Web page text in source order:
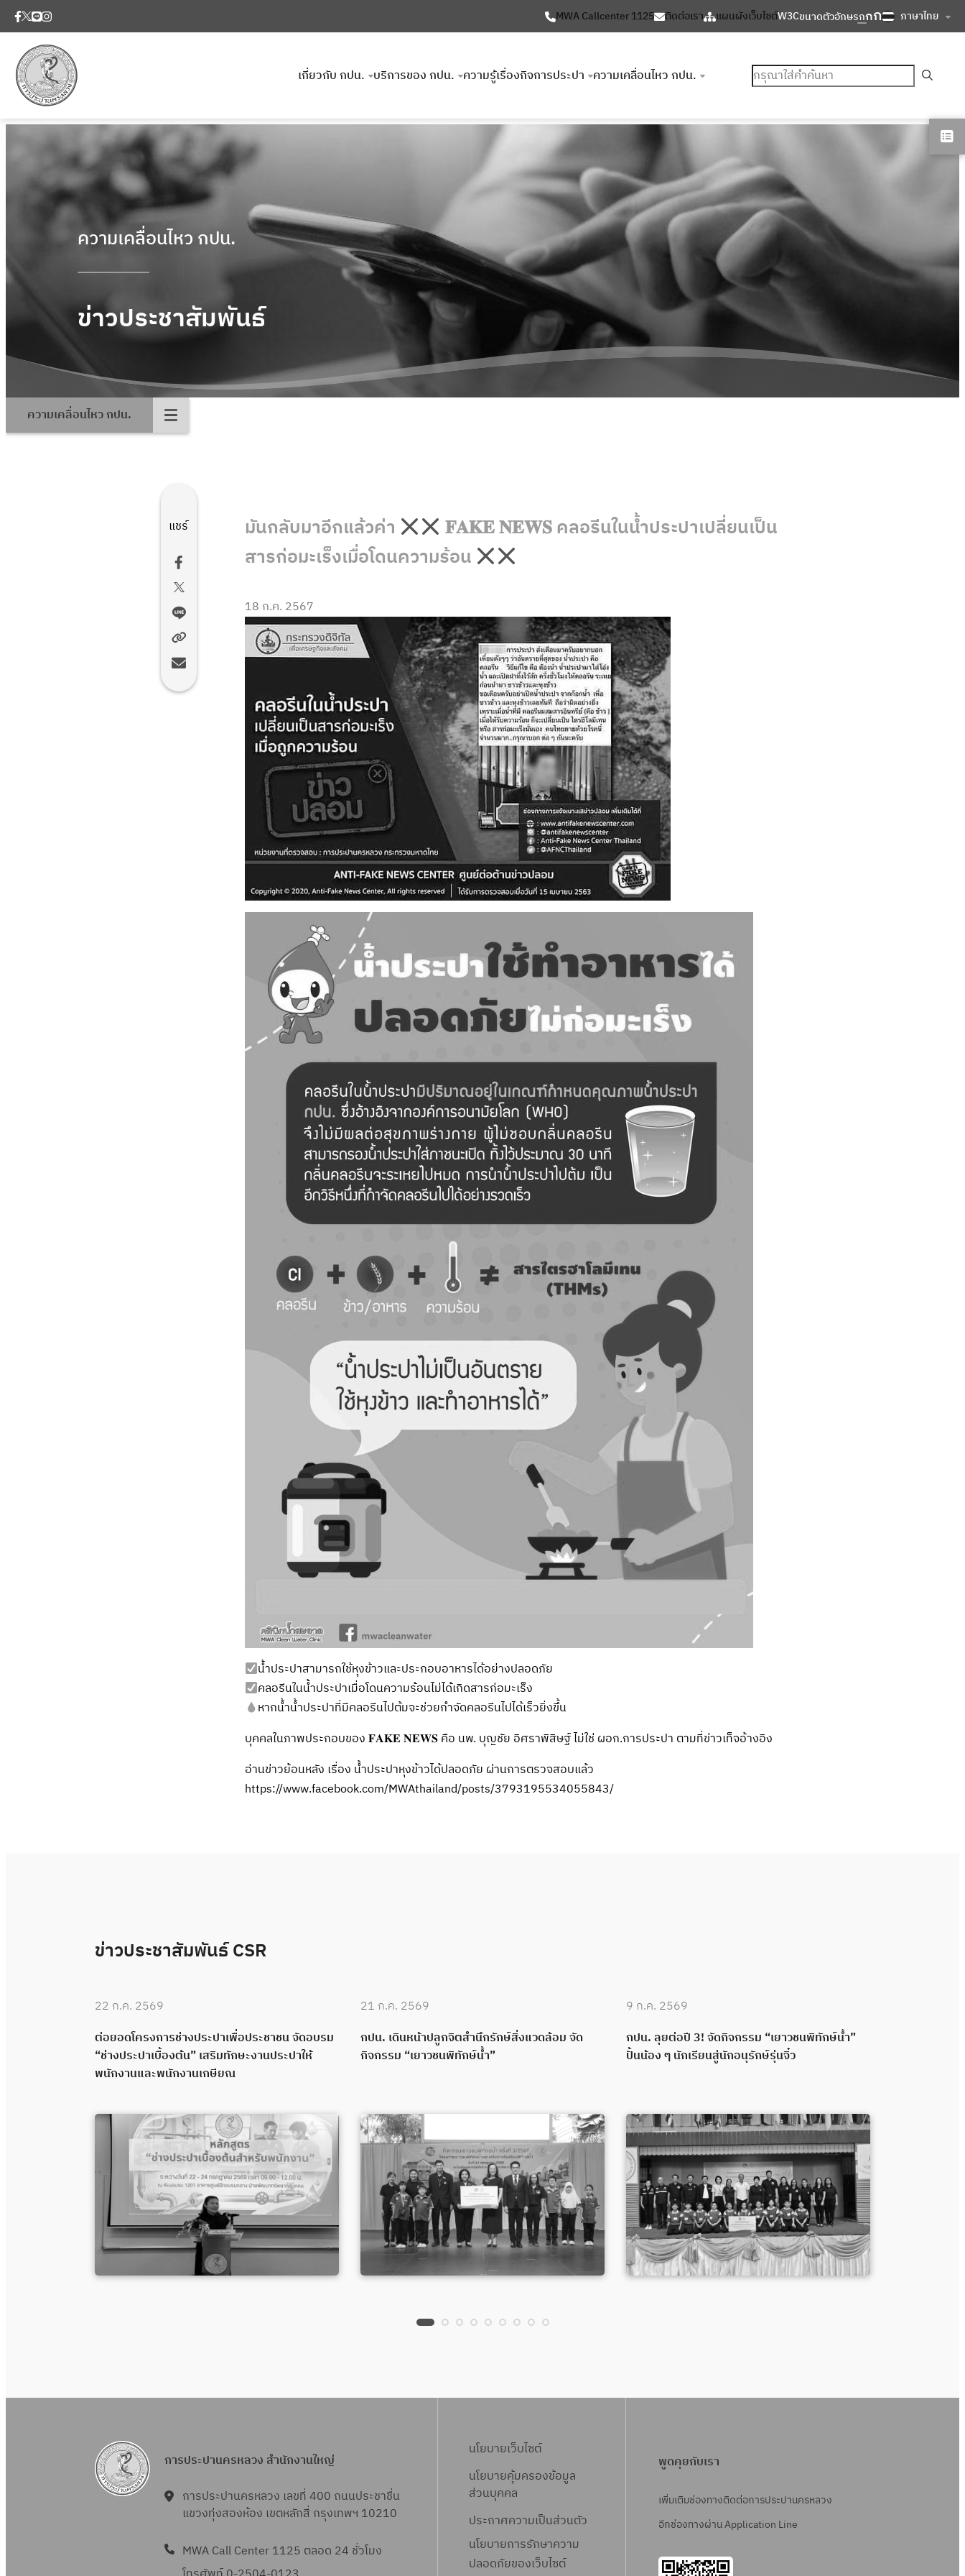
MWA Callcenter 1125 ติดต่อเรา แผนผังเว็บไซต์W3Cขนาดตัวอักษรกกก ภาษาไทย
เกี่ยวกับ กปน. บริการของ กปน. ความรู้เรื่องกิจการประปา ความเคลื่อนไหว กปน. ค้นหา
ความเคลื่อนไหว กปน.
ข่าวประชาสัมพันธ์
ความเคลื่อนไหว กปน.
แชร์ มันกลับมาอีกแล้วค่า
𝐅𝐀𝐊𝐄 𝐍𝐄𝐖𝐒 คลอรีนในน้ำประปาเปลี่ยนเป็น
สารก่อมะเร็งเมื่อโดนความร้อน
18 ก.ค. 2567
น้ำประปาสามารถใช้หุงข้าวและประกอบอาหารได้อย่างปลอดภัย
คลอรีนในน้ำประปาเมื่อโดนความร้อนไม่ได้เกิดสารก่อมะเร็ง
หากน้ำน้ำประปาที่มีคลอรีนไปต้มจะช่วยกำจัดคลอรีนไปได้เร็วยิ่งขึ้น
บุคคลในภาพประกอบของ 𝐅𝐀𝐊𝐄 𝐍𝐄𝐖𝐒 คือ นพ. บุญชัย อิศราพิสิษฐ์ ไม่ใช่ ผอก.การประปา ตามที่ข่าวเท็จอ้างอิง
อ่านข่าวย้อนหลัง เรื่อง น้ำประปาหุงข้าวได้ปลอดภัย ผ่านการตรวจสอบแล้ว
https://www.facebook.com/MWAthailand/posts/3793195534055843/
ข่าวประชาสัมพันธ์ CSR
22 ก.ค. 2569
ต่อยอดโครงการช่างประปาเพื่อประชาชน จัดอบรม
“ช่างประปาเบื้องต้น” เสริมทักษะงานประปาให้
พนักงานและพนักงานเกษียณ
21 ก.ค. 2569
กปน. เดินหน้าปลูกจิตสำนึกรักษ์สิ่งแวดล้อม จัด
กิจกรรม “เยาวชนพิทักษ์น้ำ”
9 ก.ค. 2569
กปน. ลุยต่อปี 3! จัดกิจกรรม “เยาวชนพิทักษ์น้ำ”
ปั้นน้อง ๆ นักเรียนสู่นักอนุรักษ์รุ่นจิ๋ว
การประปานครหลวง สำนักงานใหญ่
การประปานครหลวง เลขที่ 400 ถนนประชาชื่น
แขวงทุ่งสองห้อง เขตหลักสี่ กรุงเทพฯ 10210
MWA Call Center 1125 ตลอด 24 ชั่วโมง
นโยบายเว็บไซต์
นโยบายคุ้มครองข้อมูล
ส่วนบุคคล
ประกาศความเป็นส่วนตัว
นโยบายการรักษาความ
ปลอดภัยของเว็บไซต์
พูดคุยกับเรา
เพิ่มเติมช่องทางติดต่อการประปานครหลวง
อีกช่องทางผ่าน Application Line